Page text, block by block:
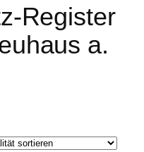
e
k
t
e
Register
a.